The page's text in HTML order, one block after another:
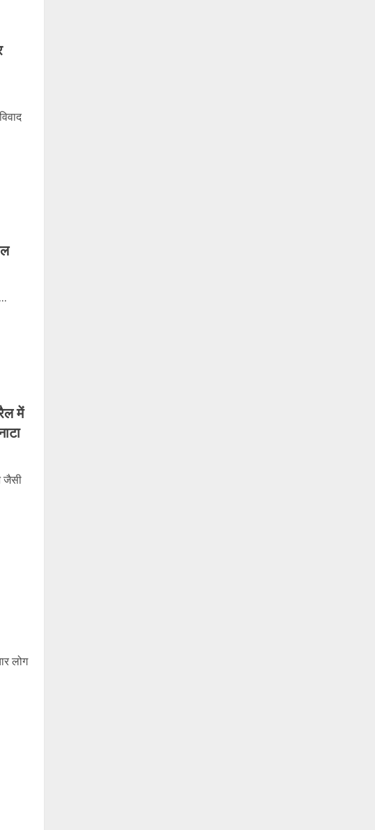
में
जैसी
लोग